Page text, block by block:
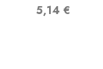
Precio
5,14 €